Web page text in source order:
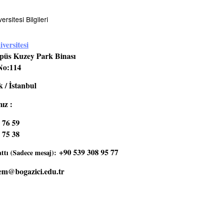
Bilgileri
Kuzey Park Binası
/ İstanbul
:
59
38
(Sadece mesaj): +90 539 308 95 77